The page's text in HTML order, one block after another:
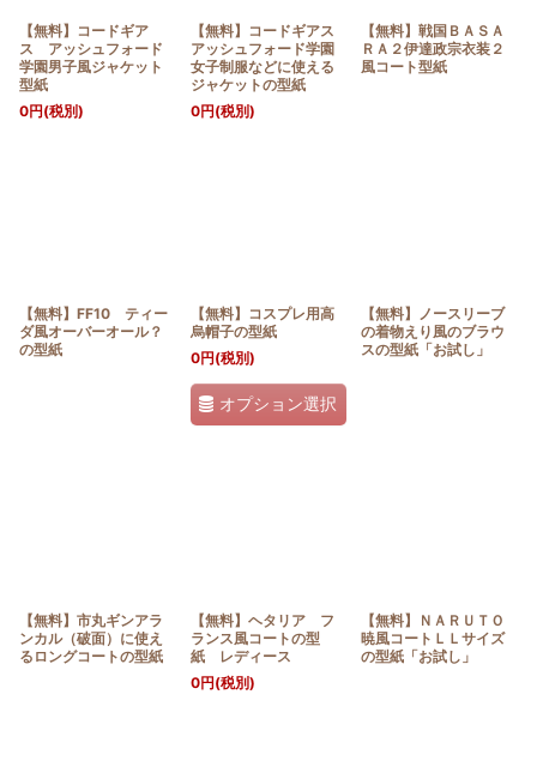
【無料】コードギア
ス アッシュフォード
学園男子風ジャケット
型紙
0円(税別)
【無料】コードギアス
アッシュフォード学園
女子制服などに使える
ジャケットの型紙
0円(税別)
【無料】戦国ＢＡＳＡ
ＲＡ２伊達政宗衣装２
風コート型紙
【無料】FF10 ティー
ダ風オーバーオール？
の型紙
【無料】コスプレ用高
烏帽子の型紙
0円(税別)
オプション選択
【無料】ノースリーブ
の着物えり風のブラウ
スの型紙「お試し」
【無料】市丸ギンアラ
ンカル（破面）に使え
るロングコートの型紙
【無料】ヘタリア フ
ランス風コートの型
紙 レディース
0円(税別)
【無料】ＮＡＲＵＴＯ
暁風コートＬＬサイズ
の型紙「お試し」